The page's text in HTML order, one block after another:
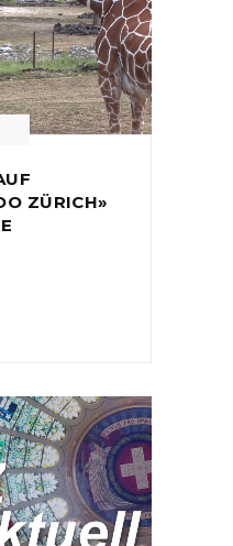
ZÜRICH»